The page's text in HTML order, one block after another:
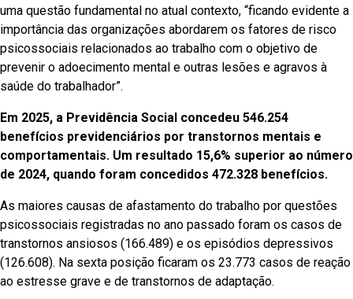
uma questão fundamental no atual contexto, “ficando evidente a
importância das organizações abordarem os fatores de risco
psicossociais relacionados ao trabalho com o objetivo de
prevenir o adoecimento mental e outras lesões e agravos à
saúde do trabalhador”.
Em 2025, a Previdência Social concedeu 546.254
benefícios previdenciários por transtornos mentais e
comportamentais. Um resultado 15,6% superior ao número
de 2024, quando foram concedidos 472.328 benefícios.
As maiores causas de afastamento do trabalho por questões
psicossociais registradas no ano passado foram os casos de
transtornos ansiosos (166.489) e os episódios depressivos
(126.608). Na sexta posição ficaram os 23.773 casos de reação
ao estresse grave e de transtornos de adaptação.